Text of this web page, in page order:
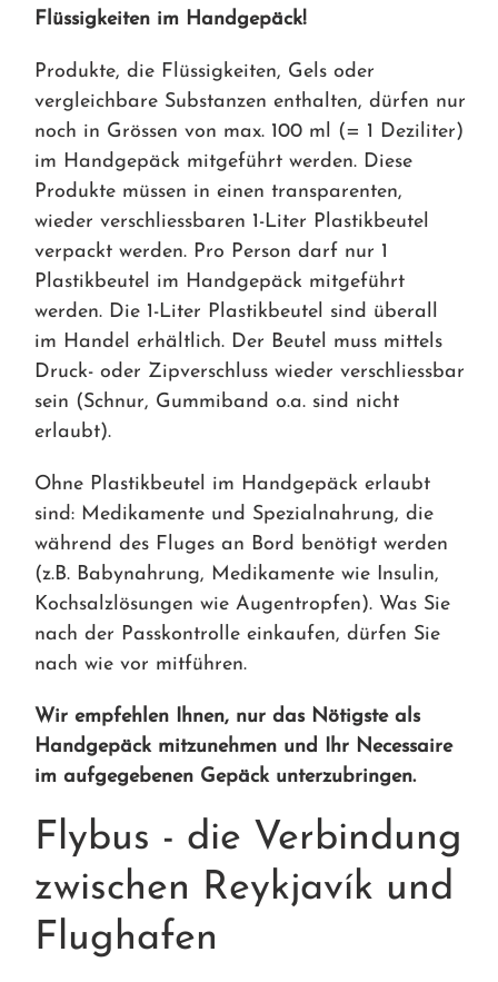
Flüssigkeiten im Handgepäck!
Produkte, die Flüssigkeiten, Gels oder
vergleichbare Substanzen enthalten, dürfen nur
noch in Grössen von max. 100 ml (= 1 Deziliter)
im Handgepäck mitgeführt werden. Diese
Produkte müssen in einen transparenten,
wieder verschliessbaren 1-Liter Plastikbeutel
verpackt werden. Pro Person darf nur 1
Plastikbeutel im Handgepäck mitgeführt
werden. Die 1-Liter Plastikbeutel sind überall
im Handel erhältlich. Der Beutel muss mittels
Druck- oder Zipverschluss wieder verschliessbar
sein (Schnur, Gummiband o.a. sind nicht
erlaubt).
Ohne Plastikbeutel im Handgepäck erlaubt
sind: Medikamente und Spezialnahrung, die
während des Fluges an Bord benötigt werden
(z.B. Babynahrung, Medikamente wie Insulin,
Kochsalzlösungen wie Augentropfen). Was Sie
nach der Passkontrolle einkaufen, dürfen Sie
nach wie vor mitführen.
Wir empfehlen Ihnen, nur das Nötigste als
Handgepäck mitzunehmen und Ihr Necessaire
im aufgegebenen Gepäck unterzubringen.
Flybus - die Verbindung
zwischen Reykjavík und
Flughafen